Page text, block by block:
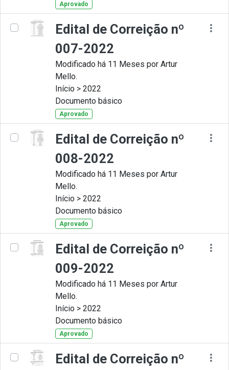
Aprovado
Edital de Correição nº
007-2022
Modificado há 11 Meses por Artur
Mello.
Início > 2022
Documento básico
Aprovado
Edital de Correição nº
008-2022
Modificado há 11 Meses por Artur
Mello.
Início > 2022
Documento básico
Aprovado
Edital de Correição nº
009-2022
Modificado há 11 Meses por Artur
Mello.
Início > 2022
Documento básico
Aprovado
Edital de Correição nº